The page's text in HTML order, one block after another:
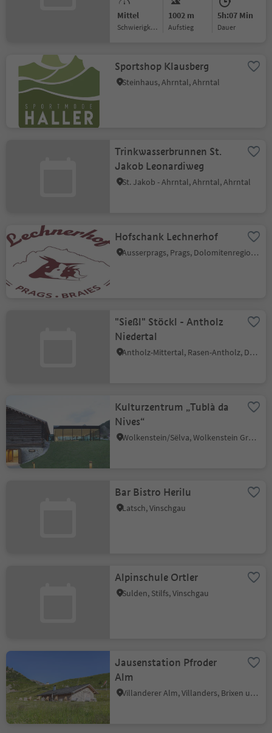
Mittel
Schwierigkeitsgrad
1002 m
Aufstieg
5h:07 Min
Dauer
Sportshop Klausberg
Steinhaus, Ahrntal, Ahrntal
Trinkwasserbrunnen St.
Jakob Leonardiweg
St. Jakob - Ahrntal, Ahrntal, Ahrntal
Hofschank Lechnerhof
Ausserprags, Prags, Dolomitenregion 3 Zinnen
"Sießl" Stöckl - Antholz
Niedertal
Antholz-Mittertal, Rasen-Antholz, Dolomitenregion Kronplatz
Kulturzentrum „Tublà da
Nives“
Wolkenstein/Sëlva, Wolkenstein Gröden, Dolomitenregion Gröden
Bar Bistro Herilu
Latsch, Vinschgau
Alpinschule Ortler
Sulden, Stilfs, Vinschgau
Jausenstation Pfroder
Alm
Villanderer Alm, Villanders, Brixen und Umgebung